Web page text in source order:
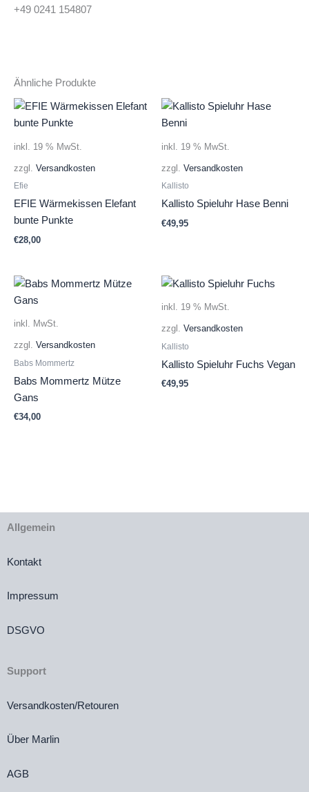
+49 0241 154807
Ähnliche Produkte
inkl. 19 % MwSt.
zzgl. Versandkosten
Efie
EFIE Wärmekissen Elefant
bunte Punkte
€28,00
inkl. 19 % MwSt.
zzgl. Versandkosten
Kallisto
Kallisto Spieluhr Hase Benni
€49,95
inkl. MwSt.
zzgl. Versandkosten
Babs Mommertz
Babs Mommertz Mütze
Gans
€34,00
inkl. 19 % MwSt.
zzgl. Versandkosten
Kallisto
Kallisto Spieluhr Fuchs Vegan
€49,95
Allgemein
Kontakt
Impressum
DSGVO
Support
Versandkosten/Retouren
Über Marlin
AGB